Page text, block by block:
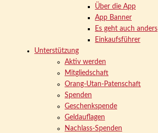
Über die App
App Banner
Es geht auch anders
Einkaufsführer
Unterstützung
Aktiv werden
Mitgliedschaft
Orang-Utan-Patenschaft
Spenden
Geschenkspende
Geldauflagen
Nachlass-Spenden